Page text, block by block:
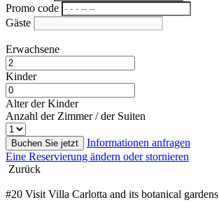
Promo code
Gäste
Erwachsene
Kinder
Alter der Kinder
Anzahl der Zimmer / der Suiten
Buchen Sie jetzt
Informationen anfragen
Eine Reservierung ändern oder stornieren
Zurück
#20 Visit Villa Carlotta and its botanical gardens